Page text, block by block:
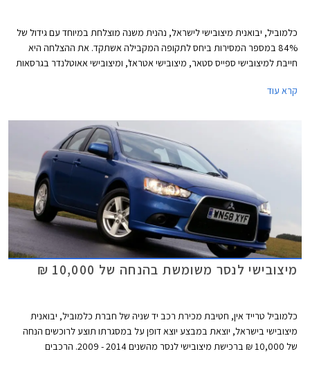
כלמוביל, יבואנית מיצובישי לישראל, נהנית משנה מוצלחת במיוחד עם גידול של
84% במספר המסירות ביחס לתקופה המקבילה אשתקד. את ההצלחה היא
חייבת למיצובישי ספייס סטאר, מיצובישי אטראז', ומיצובישי אאוטלנדר בגרסאות
מיצובישי, בחרה היבואנית להוזיל את מחירם ובכך להפוך אותם לתחרותיים
קרא עוד
מיצובישי לנסר משומשת בהנחה של 10,000 ₪
כלמוביל טרייד אין, חטיבת מכירת רכב יד שניה של חברת כלמוביל, יבואנית
מיצובישי בישראל, יוצאת במבצע יוצא דופן על במסגרתו תוצע לרוכשים הנחה
של 10,000 ₪ ברכישת מיצובישי לנסר מהשנים 2014 - 2009. הרכבים